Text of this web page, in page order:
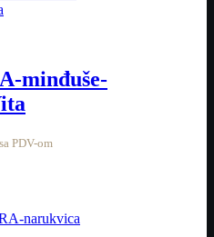
minđuše-
PDV-om